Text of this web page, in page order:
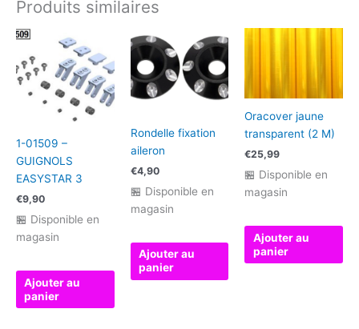
paire
ex.
pour
TwinStar
Produits similaires
1-01509 –
GUIGNOLS
EASYSTAR 3
€9,90
🏪 Disponible en
magasin
Ajouter au
panier
Rondelle fixation
aileron
€4,90
🏪 Disponible en
magasin
Ajouter au
panier
Oracover jaune
transparent (2 M)
€25,99
🏪 Disponible en
magasin
Ajouter au
panier